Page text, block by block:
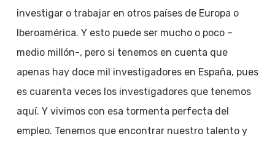
investigar o trabajar en otros países de Europa o
Iberoamérica. Y esto puede ser mucho o poco –
medio millón-, pero si tenemos en cuenta que
apenas hay doce mil investigadores en España, pues
es cuarenta veces los investigadores que tenemos
aquí. Y vivimos con esa tormenta perfecta del
empleo. Tenemos que encontrar nuestro talento y